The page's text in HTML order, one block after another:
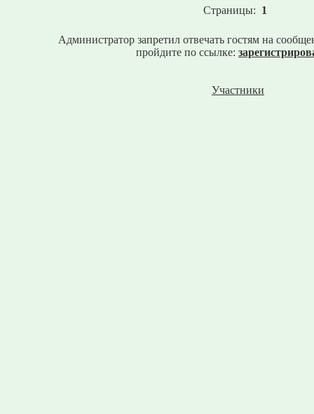
Страницы: 1
Администратор запретил отвечать гостям на
пройдите по ссылке:
Участники